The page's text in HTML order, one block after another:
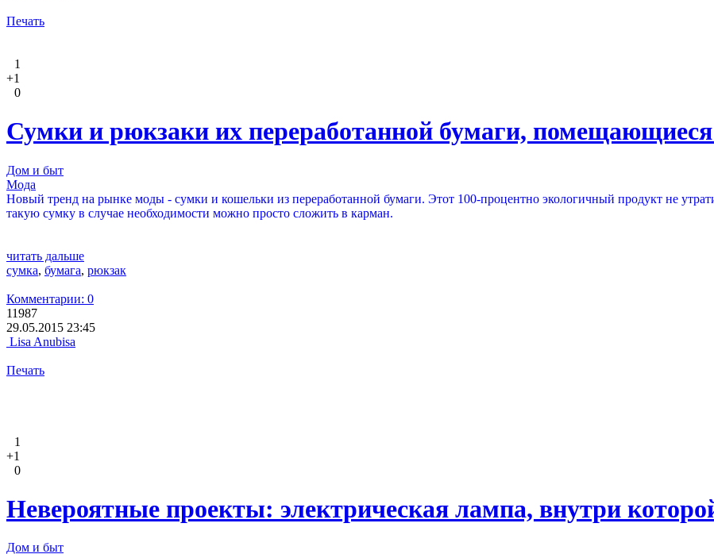
Печать
1
+1
0
Сумки и рюкзаки их переработанной бумаги,
Дом и быт
Мода
Новый тренд на рынке моды - сумки и кошельки из переработанной бумаги. Этот 100-процентно экологичный продукт не
такую сумку в случае необходимости можно просто сложить в карман.
читать дальше
сумка, бумага, рюкзак
Комментарии: 0
11987
29.05.2015 23:45
Lisa Anubisa
Печать
1
+1
0
Невероятные проекты: электрическая лампа, внутри
Дом и быт